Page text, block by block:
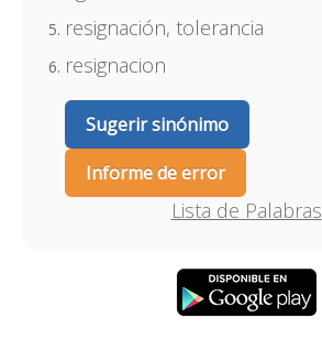
resignación, tolerancia
resignacion
Sugerir sinónimo
Informe de error
Lista de Palabras